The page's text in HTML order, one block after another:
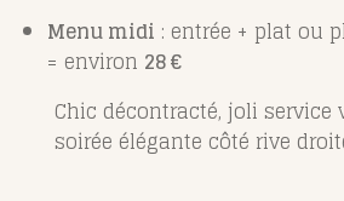
Menu midi : entrée + plat ou
= environ 28 €
Chic décontracté, joli service
soirée élégante côté rive